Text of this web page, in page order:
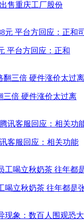
售重庆工厂股份
平台方回应：正和
倍 硬件涨价太过离
客服回应：相关功能
喝立秋奶茶 往年都是